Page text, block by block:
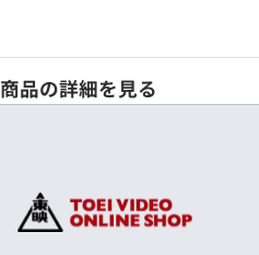
商品の詳細を見る